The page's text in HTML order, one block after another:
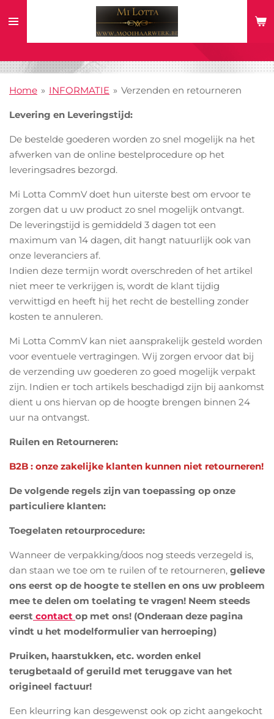
direct
de
hoofdinhoud
Home » INFORMATIE » Verzenden en retourneren
Levering en Leveringstijd:
De bestelde goederen worden zo snel mogelijk na het
afwerken van de online bestelprocedure op het
leveringsadres bezorgd.
Mi Lotta CommV doet hun uiterste best om ervoor te
zorgen dat u uw product zo snel mogelijk ontvangt.
De leveringstijd is gemiddeld 3 dagen tot een
maximum van 14 dagen, dit hangt natuurlijk ook van
onze leveranciers af.
Indien deze termijn wordt overschreden of het artikel
niet meer te verkrijgen is, wordt de klant tijdig
verwittigd en heeft hij het recht de bestelling zonder
kosten te annuleren.
Mi Lotta CommV kan niet aansprakelijk gesteld worden
voor eventuele vertragingen. Wij zorgen ervoor dat bij
de verzending uw goederen zo goed mogelijk verpakt
zijn. Indien er toch artikels beschadigd zijn bij aankomst
dient u ons hiervan op de hoogte brengen binnen 24
uur na ontvangst.
Ruilen en Retourneren:
B2B : onze zakelijke klanten kunnen niet retourneren!
De volgende regels zijn van toepassing op onze
particuliere klanten:
Toegelaten retourprocedure:
Wanneer de verpakking/doos nog steeds verzegeld is,
dan staan we toe om te ruilen of te retourneren, gelieve
ons eerst op de hoogte te stellen en ons uw probleem
mee te delen om toelating te vragen! Neem steeds
eerst contact op met ons! (Onderaan deze pagina
vindt u het modelformulier van herroeping)
Pruiken, haarstukken, etc. worden enkel
terugbetaald of geruild met teruggave van het
origineel factuur!
Een kleurring kan desgewenst ook op zicht aangekocht